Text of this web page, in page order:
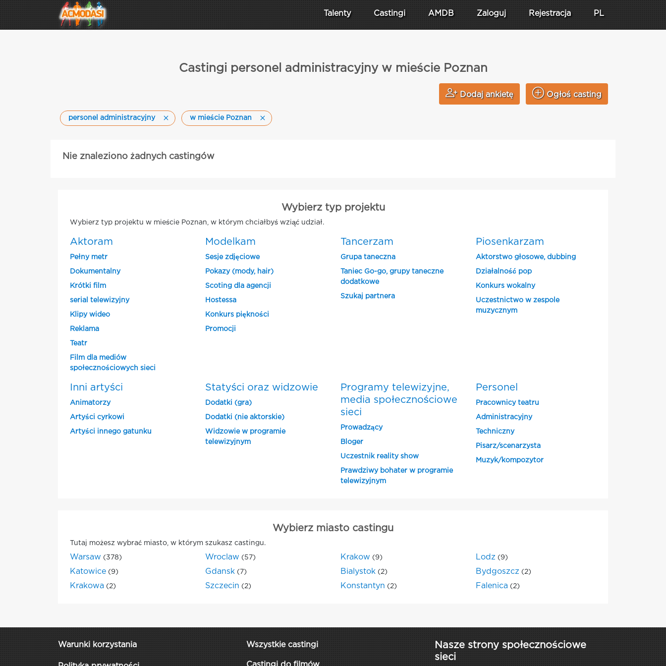
Talenty Castingi AMDB Zaloguj Rejestracja PL
Castingi personel administracyjny w mieście Poznan
Dodaj ankietę Ogłoś casting
personel administracyjny w mieście Poznan
Nie znaleziono żadnych castingów
Wybierz typ projektu
Wybierz typ projektu w mieście Poznan, w którym chciałbyś wziąć udział.
Aktoram
Pełny metr
Dokumentalny
Krótki film
serial telewizyjny
Klipy wideo
Reklama
Teatr
Film dla mediów
społecznościowych sieci
Modelkam
Sesje zdjęciowe
Pokazy (mody, hair)
Scoting dla agencji
Hostessa
Konkurs piękności
Promocji
Tancerzam
Grupa taneczna
Taniec Go-go, grupy taneczne
dodatkowe
Szukaj partnera
Piosenkarzam
Aktorstwo głosowe, dubbing
Działalność pop
Konkurs wokalny
Uczestnictwo w zespole
muzycznym
Inni artyści
Animatorzy
Artyści cyrkowi
Artyści innego gatunku
Statyści oraz widzowie
Dodatki (gra)
Dodatki (nie aktorskie)
Widzowie w programie
telewizyjnym
Programy telewizyjne,
media społecznościowe
sieci
Prowadzący
Bloger
Uczestnik reality show
Prawdziwy bohater w programie
telewizyjnym
Personel
Pracownicy teatru
Administracyjny
Techniczny
Pisarz/scenarzysta
Muzyk/kompozytor
Wybierz miasto castingu
Tutaj możesz wybrać miasto, w którym szukasz castingu.
Warsaw (378) Wroclaw (57) Krakow (9) Lodz (9)
Katowice (9) Gdansk (7) Bialystok (2) Bydgoszcz (2)
Krakowa (2) Szczecin (2) Konstantyn (2) Falenica (2)
Warunki korzystania Wszystkie castingi
Nasze strony społecznościowe
sieci